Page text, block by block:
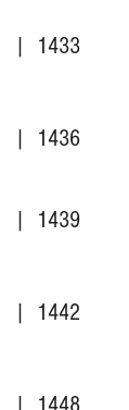
| 1433
| 1436
| 1439
| 1442